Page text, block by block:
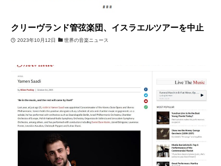
クリーヴランド管弦楽団、イスラエルツアーを中止
2023年10月12日 世界の音楽ニュース